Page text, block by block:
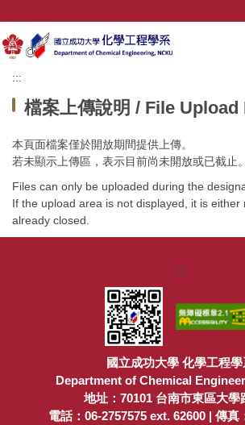
主
要
內
容
區
:::
檔案上傳說明 / File
本頁面檔案僅於開放期間提供上傳。
若未顯示上傳區，表示目前尚未開放或已截止。
Files can only be uploaded during the
If the upload area is not displayed, it is
already closed.
:::
國立成功大學 化學工程學
Department of Chemical
地址：70101 台南市東區大學
電話：06-2757575 ext. 62600 | 傳真